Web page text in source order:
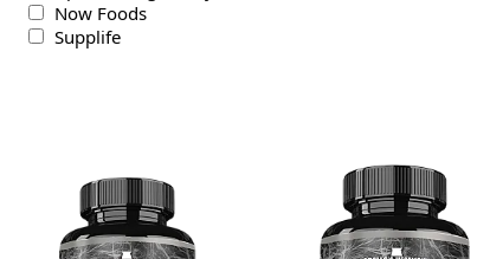
Now Foods
Supplife